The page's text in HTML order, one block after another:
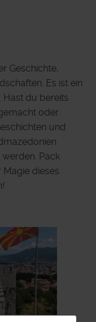
Geschichte,
Es ist ein
Hast du bereits
oder
und
Pack
dieses